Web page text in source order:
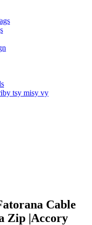
tsy misy vy
Cable
Zip |Accory